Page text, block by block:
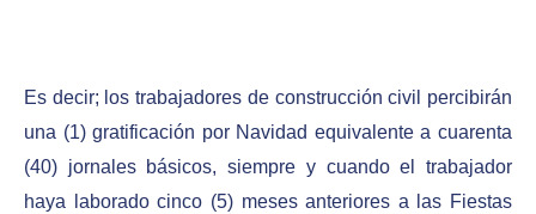
Es decir; los trabajadores de construcción civil percibirán
una (1) gratificación por Navidad equivalente a cuarenta
(40) jornales básicos, siempre y cuando el trabajador
haya laborado cinco (5) meses anteriores a las Fiestas